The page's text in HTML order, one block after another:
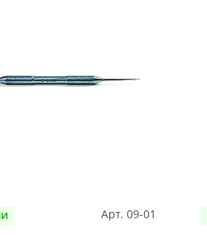
Арт. 09-01